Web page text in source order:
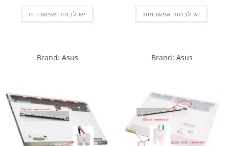
יש לבחור אפשרויות יש לבחור אפשרויות
Brand: Asus
Brand: Asus